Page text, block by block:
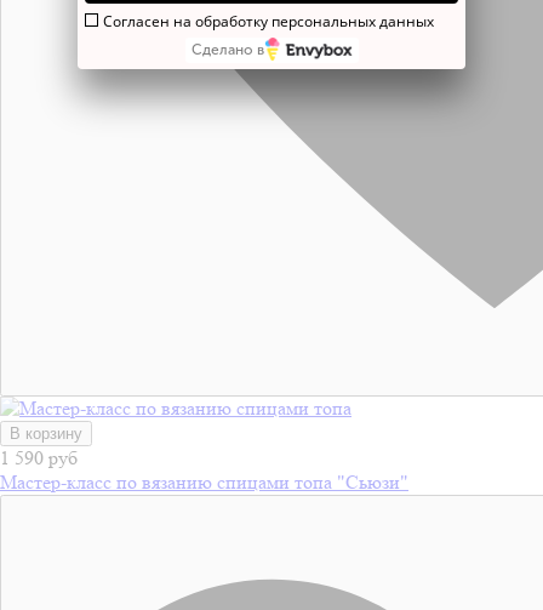
В корзину
1 590 руб
Мастер-класс по вязанию спицами топа "Сьюзи"
Согласен на обработку персональных данных
Сделано в